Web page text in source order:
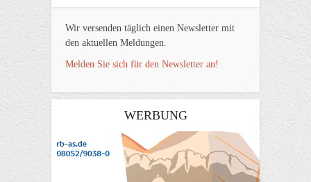
Wir versenden täglich einen Newsletter mit
den aktuellen Meldungen.
Melden Sie sich für den Newsletter an!
WERBUNG